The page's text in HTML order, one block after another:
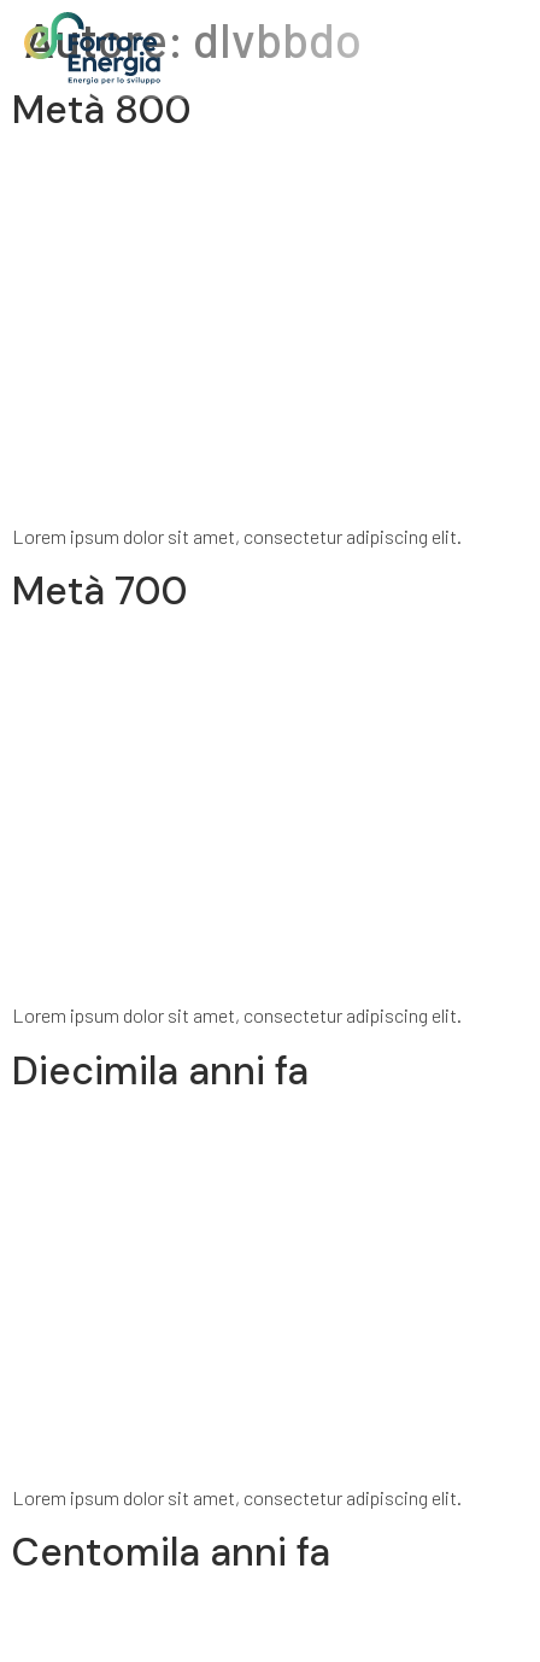
Autore: dlvbbdo
Metà 800
Lorem ipsum dolor sit amet, consectetur adipiscing elit.
Metà 700
Lorem ipsum dolor sit amet, consectetur adipiscing elit.
Diecimila anni fa
Lorem ipsum dolor sit amet, consectetur adipiscing elit.
Centomila anni fa